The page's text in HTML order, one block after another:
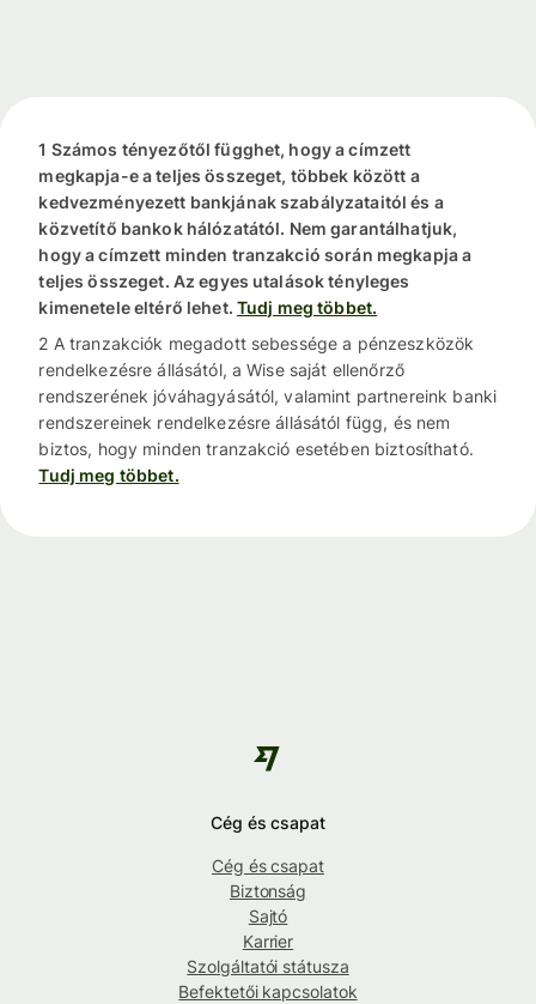
1 Számos tényezőtől függhet, hogy a címzett
megkapja-e a teljes összeget, többek között a
kedvezményezett bankjának szabályzataitól és a
közvetítő bankok hálózatától. Nem garantálhatjuk,
hogy a címzett minden tranzakció során megkapja a
teljes összeget. Az egyes utalások tényleges
kimenetele eltérő lehet. Tudj meg többet.
2 A tranzakciók megadott sebessége a pénzeszközök
rendelkezésre állásától, a Wise saját ellenőrző
rendszerének jóváhagyásától, valamint partnereink banki
rendszereinek rendelkezésre állásától függ, és nem
biztos, hogy minden tranzakció esetében biztosítható.
Tudj meg többet.
Cég és csapat
Cég és csapat
Biztonság
Sajtó
Karrier
Szolgáltatói státusza
Befektetői kapcsolatok